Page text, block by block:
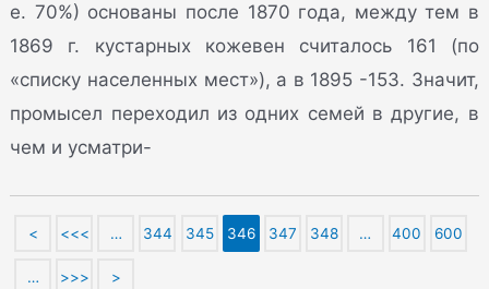
е. 70%) основаны после 1870 года, между тем в
1869 г. кустарных кожевен считалось 161 (по
«списку населенных мест»), а в 1895 -153. Значит,
промысел переходил из одних семей в другие, в
чем и усматри-
< <<< … 344 345 346 347 348 … 400 600
… >>> >